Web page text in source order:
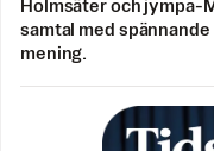
Holmsäter och jympa-
samtal med
mening.